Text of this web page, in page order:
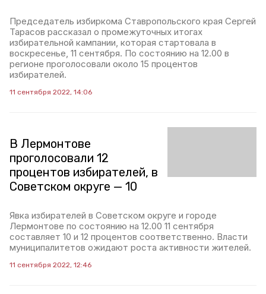
Председатель избиркома Ставропольского края Сергей
Тарасов рассказал о промежуточных итогах
избирательной кампании, которая стартовала в
воскресенье, 11 сентября. По состоянию на 12.00 в
регионе проголосовали около 15 процентов
избирателей.
11 сентября 2022, 14:06
В Лермонтове
проголосовали 12
процентов избирателей, в
Советском округе — 10
Явка избирателей в Советском округе и городе
Лермонтове по состоянию на 12.00 11 сентября
составляет 10 и 12 процентов соответственно. Власти
муниципалитетов ожидают роста активности жителей.
11 сентября 2022, 12:46